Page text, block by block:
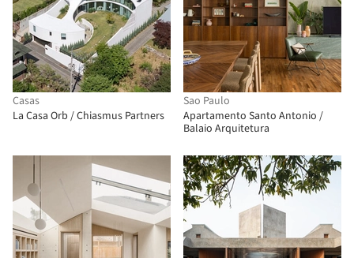
Casas
La Casa Orb / Chiasmus Partners
Sao Paulo
Apartamento Santo Antonio /
Balaio Arquitetura